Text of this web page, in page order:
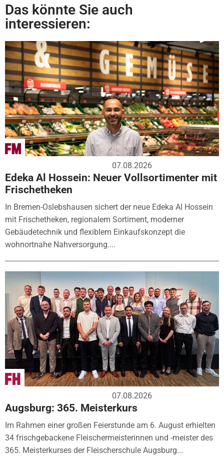
Das könnte Sie auch
interessieren:
07.08.2026
Edeka Al Hossein: Neuer Vollsortimenter mit
Frischetheken
In Bremen-Oslebshausen sichert der neue Edeka Al Hossein
mit Frischetheken, regionalem Sortiment, moderner
Gebäudetechnik und flexiblem Einkaufskonzept die
wohnortnahe Nahversorgung....
07.08.2026
Augsburg: 365. Meisterkurs
Im Rahmen einer großen Feierstunde am 6. August erhielten
34 frischgebackene Fleischermeisterinnen und -meister des
365. Meisterkurses der Fleischerschule Augsburg...